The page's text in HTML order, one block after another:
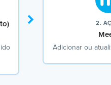
2.
Adicionar ou